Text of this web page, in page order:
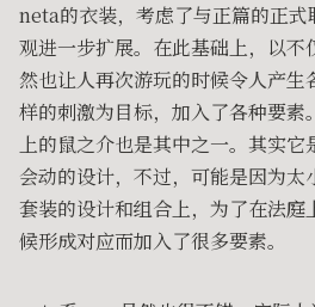
neta的衣装，考虑了与正篇的正式
观进一步扩展。在此基础上，以不
然也让人再次游玩的时候令人产生
样的刺激为目标，加入了各种要素
上的鼠之介也是其中之一。其实
会动的设计，不过，可能是因为
套装的设计和组合上，为了在法庭
候形成对应而加入了很多要素。